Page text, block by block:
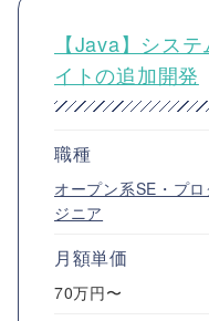
【Java】シス
イトの追加開発
職種
オープン系SE・プロ
ジニア
月額単価
70万円〜